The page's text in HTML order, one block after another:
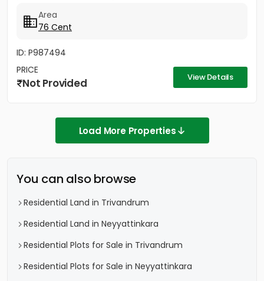
Area
76 Cent
ID: P987494
PRICE
Not Provided View Details
Load More Properties
You can also browse
Residential Land in Trivandrum
Residential Land in Neyyattinkara
Residential Plots for Sale in Trivandrum
Residential Plots for Sale in Neyyattinkara